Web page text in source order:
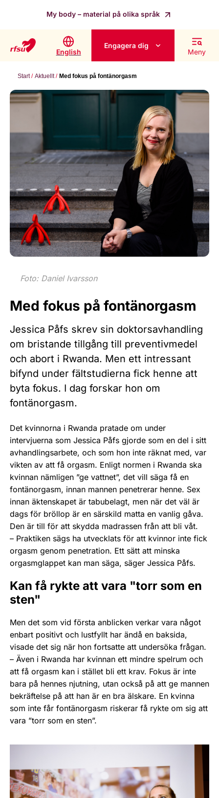
My body – material på olika språk
English
Engagera dig
Meny
Start Aktuellt Med fokus på fontänorgasm
Foto: Daniel Ivarsson
Med fokus på fontänorgasm
Jessica Påfs skrev sin doktorsavhandling
om bristande tillgång till preventivmedel
och abort i Rwanda. Men ett intressant
bifynd under fältstudierna fick henne att
byta fokus. I dag forskar hon om
fontänorgasm.
Det kvinnorna i Rwanda pratade om under
intervjuerna som Jessica Påfs gjorde som en del i sitt
avhandlingsarbete, och som hon inte räknat med, var
vikten av att få orgasm. Enligt normen i Rwanda ska
kvinnan nämligen ”ge vattnet”, det vill säga få en
fontänorgasm, innan mannen penetrerar henne. Sex
innan äktenskapet är tabubelagt, men när det väl är
dags för bröllop är en särskild matta en vanlig gåva.
Den är till för att skydda madrassen från att bli våt.
– Praktiken sägs ha utvecklats för att kvinnor inte fick
orgasm genom penetration. Ett sätt att minska
orgasmglappet kan man säga, säger Jessica Påfs.
Kan få rykte att vara "torr som en
sten"
Men det som vid första anblicken verkar vara något
enbart positivt och lustfyllt har ändå en baksida,
visade det sig när hon fortsatte att undersöka frågan.
– Även i Rwanda har kvinnan ett mindre spelrum och
att få orgasm kan i stället bli ett krav. Fokus är inte
bara på hennes njutning, utan också på att ge mannen
bekräftelse på att han är en bra älskare. En kvinna
som inte får fontänorgasm riskerar få rykte om sig att
vara ”torr som en sten”.